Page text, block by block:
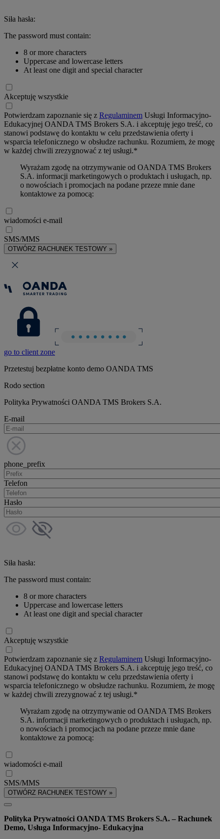
Siła hasła:
The password must contain:
8 or more characters
Uppercase and lowercase letters
At least one digit and special character
Akceptuję wszystkie
Potwierdzam zapoznanie się z Regulaminem Usługi Informacyjno-
Edukacyjnej OANDA TMS Brokers S.A. i akceptuję jego treść, co
stanowi podstawę do kontaktu w celu przedstawienia oferty i
wsparcia telefonicznego w obsłudze rachunku. Rozumiem, że mogę
w każdej chwili zrezygnować z tej usługi.*
Wyrażam zgodę na otrzymywanie od OANDA TMS Brokers
S.A. informacji marketingowych o produktach i usługach, np.
o nowościach i promocjach na podane przeze mnie dane
kontaktowe za pomocą:
wiadomości e-mail
SMS/MMS
OTWÓRZ RACHUNEK TESTOWY »
go to client zone
Przetestuj bezpłatne konto demo OANDA TMS
Rodo section
Polityka Prywatności OANDA TMS Brokers S.A.
E-mail
phone_prefix
Telefon
Hasło
Siła hasła:
The password must contain:
8 or more characters
Uppercase and lowercase letters
At least one digit and special character
Akceptuję wszystkie
Potwierdzam zapoznanie się z Regulaminem Usługi Informacyjno-
Edukacyjnej OANDA TMS Brokers S.A. i akceptuję jego treść, co
stanowi podstawę do kontaktu w celu przedstawienia oferty i
wsparcia telefonicznego w obsłudze rachunku. Rozumiem, że mogę
w każdej chwili zrezygnować z tej usługi.*
Wyrażam zgodę na otrzymywanie od OANDA TMS Brokers
S.A. informacji marketingowych o produktach i usługach, np.
o nowościach i promocjach na podane przeze mnie dane
kontaktowe za pomocą:
wiadomości e-mail
SMS/MMS
OTWÓRZ RACHUNEK TESTOWY »
Polityka Prywatności OANDA TMS Brokers S.A. – Rachunek
Demo, Usługa Informacyjno- Edukacyjna